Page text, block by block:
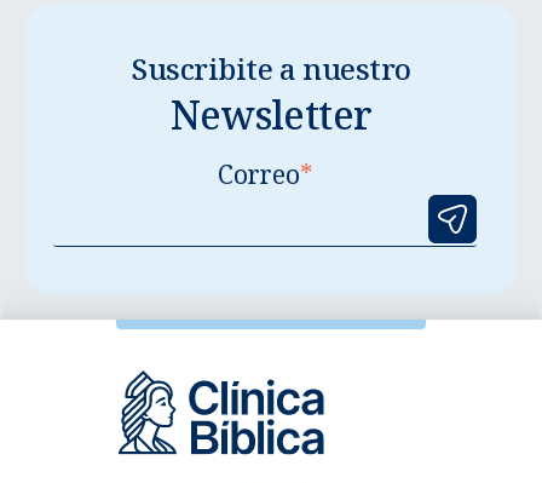
Suscribite a nuestro
Newsletter
Correo*